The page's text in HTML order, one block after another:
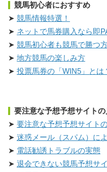
競馬初心者におすすめ
競馬情報特選！
ネットで馬券購入なら即
競馬初心者も競馬で勝つ
地方競馬の楽しみ方
投票馬券の「WIN5」とは
要注意な予想予想サイト
要注意な予想予想サイト
迷惑メール（スパム）に
電話勧誘トラブルの実態
退会できない競馬予想サ